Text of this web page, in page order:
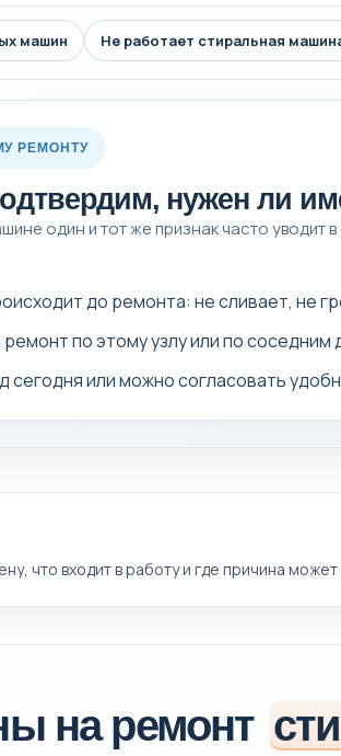
машин Не работает стиральная
РЕМОНТУ
нужен ли
один и тот же признак часто уводит
до ремонта: не сливает, не
по этому узлу или по соседним
сегодня или можно согласовать
что входит в работу и где причина
на ремонт